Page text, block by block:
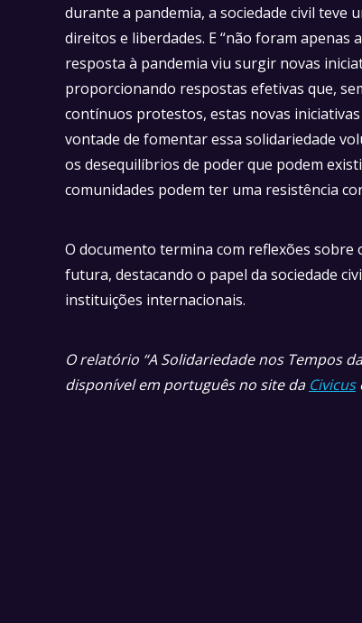
durante a pandemia, a sociedade civil
direitos e liberdades. E “não foram apenas
resposta à pandemia viu surgir novas
proporcionando respostas efetivas que,
contínuos protestos, estas novas
vontade de fomentar essa solidariedade
os desequilíbrios de poder que podem
comunidades podem ter uma resistência
O documento termina com reflexões sobre
futura, destacando o papel da sociedade
instituições internacionais.
O relatório “A Solidariedade nos Tempos
disponível em português no site da Civicus